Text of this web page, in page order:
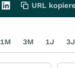
URL
1M 3M 1J 3J